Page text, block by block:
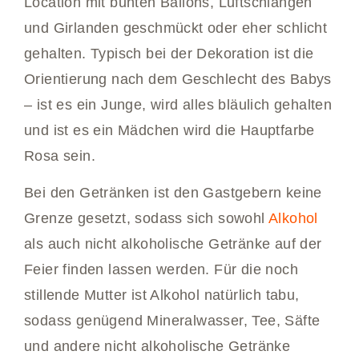
und Girlanden geschmückt oder eher schlicht
gehalten. Typisch bei der Dekoration ist die
Orientierung nach dem Geschlecht des Babys
– ist es ein Junge, wird alles bläulich gehalten
und ist es ein Mädchen wird die Hauptfarbe
Rosa sein.
Bei den Getränken ist den Gastgebern keine
Grenze gesetzt, sodass sich sowohl Alkohol
als auch nicht alkoholische Getränke auf der
Feier finden lassen werden. Für die noch
stillende Mutter ist Alkohol natürlich tabu,
sodass genügend Mineralwasser, Tee, Säfte
und andere nicht alkoholische Getränke